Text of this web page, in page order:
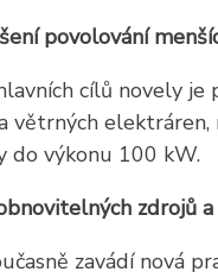
povolování
cílů novely
větrných
do výkonu 100 kW.
zdrojů
zavádí nová